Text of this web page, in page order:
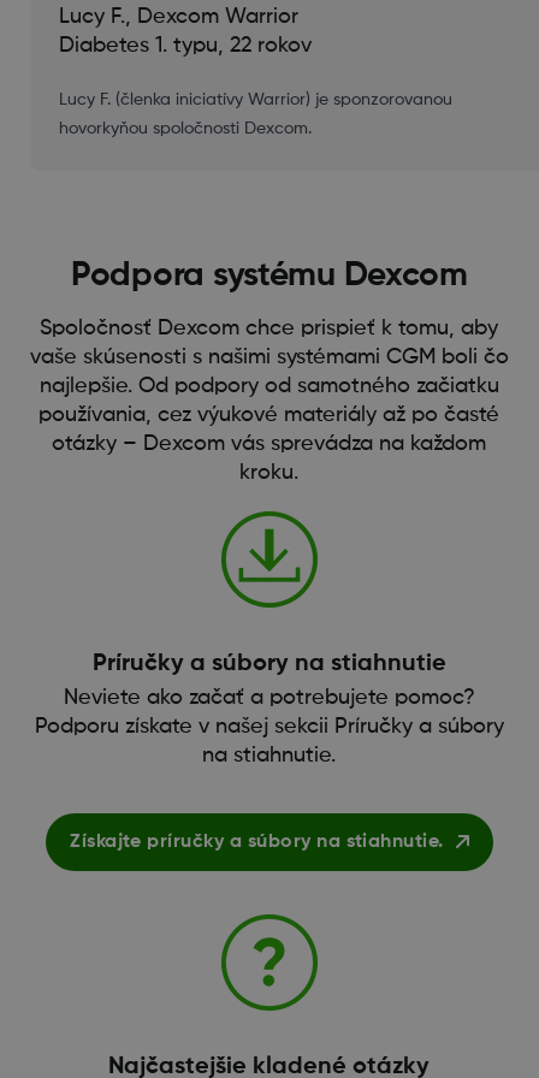
Lucy F., Dexcom Warrior
Diabetes 1. typu, 22 rokov
Lucy F. (členka iniciatívy Warrior) je sponzorovanou
hovorkyňou spoločnosti Dexcom.
Podpora systému Dexcom
Spoločnosť Dexcom chce prispieť k tomu, aby
vaše skúsenosti s našimi systémami CGM boli čo
najlepšie. Od podpory od samotného začiatku
používania, cez výukové materiály až po časté
otázky – Dexcom vás sprevádza na každom
kroku.
Príručky a súbory na stiahnutie
Neviete ako začať a potrebujete pomoc?
Podporu získate v našej sekcii Príručky a súbory
na stiahnutie.
Získajte príručky a súbory na stiahnutie.
Najčastejšie kladené otázky